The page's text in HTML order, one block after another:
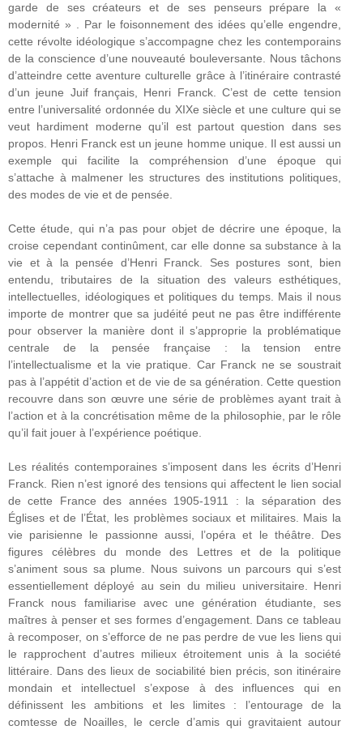
garde de ses créateurs et de ses penseurs prépare la «
modernité » . Par le foisonnement des idées qu’elle engendre,
cette révolte idéologique s’accompagne chez les contemporains
de la conscience d’une nouveauté bouleversante. Nous tâchons
d’atteindre cette aventure culturelle grâce à l’itinéraire contrasté
d’un jeune Juif français, Henri Franck. C’est de cette tension
entre l’universalité ordonnée du XIXe siècle et une culture qui se
veut hardiment moderne qu’il est partout question dans ses
propos. Henri Franck est un jeune homme unique. Il est aussi un
exemple qui facilite la compréhension d’une époque qui
s’attache à malmener les structures des institutions politiques,
des modes de vie et de pensée.
Cette étude, qui n’a pas pour objet de décrire une époque, la
croise cependant continûment, car elle donne sa substance à la
vie et à la pensée d’Henri Franck. Ses postures sont, bien
entendu, tributaires de la situation des valeurs esthétiques,
intellectuelles, idéologiques et politiques du temps. Mais il nous
importe de montrer que sa judéité peut ne pas être indifférente
pour observer la manière dont il s’approprie la problématique
centrale de la pensée française : la tension entre
l’intellectualisme et la vie pratique. Car Franck ne se soustrait
pas à l’appétit d’action et de vie de sa génération. Cette question
recouvre dans son œuvre une série de problèmes ayant trait à
l’action et à la concrétisation même de la philosophie, par le rôle
qu’il fait jouer à l’expérience poétique.
Les réalités contemporaines s’imposent dans les écrits d’Henri
Franck. Rien n’est ignoré des tensions qui affectent le lien social
de cette France des années 1905-1911 : la séparation des
Églises et de l’État, les problèmes sociaux et militaires. Mais la
vie parisienne le passionne aussi, l’opéra et le théâtre. Des
figures célèbres du monde des Lettres et de la politique
s’animent sous sa plume. Nous suivons un parcours qui s’est
essentiellement déployé au sein du milieu universitaire. Henri
Franck nous familiarise avec une génération étudiante, ses
maîtres à penser et ses formes d’engagement. Dans ce tableau
à recomposer, on s’efforce de ne pas perdre de vue les liens qui
le rapprochent d’autres milieux étroitement unis à la société
littéraire. Dans des lieux de sociabilité bien précis, son itinéraire
mondain et intellectuel s’expose à des influences qui en
définissent les ambitions et les limites : l’entourage de la
comtesse de Noailles, le cercle d’amis qui gravitaient autour